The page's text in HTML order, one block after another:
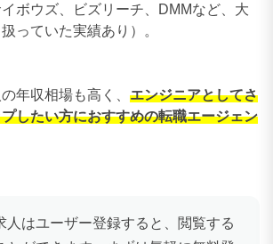
イボウズ、ビズリーチ、DMMなど、大
っていた実績あり）。
年収相場も高く、 エンジニアとしてさ
したい方におすすめの転職エージェン
人はユーザー登録すると、閲覧する